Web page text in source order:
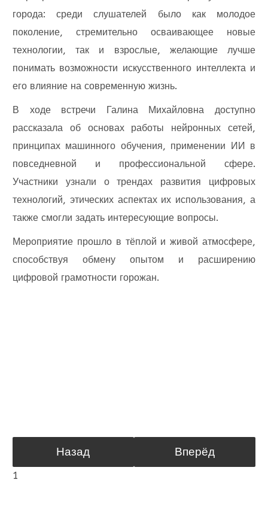
города: среди слушателей было как молодое
поколение, стремительно осваивающее новые
технологии, так и взрослые, желающие лучше
понимать возможности искусственного интеллекта и
его влияние на современную жизнь.
В ходе встречи Галина Михайловна доступно
рассказала об основах работы нейронных сетей,
принципах машинного обучения, применении ИИ в
повседневной и профессиональной сфере.
Участники узнали о трендах развития цифровых
технологий, этических аспектах их использования, а
также смогли задать интересующие вопросы.
Мероприятие прошло в тёплой и живой атмосфере,
способствуя обмену опытом и расширению
цифровой грамотности горожан.
Назад Вперёд
1